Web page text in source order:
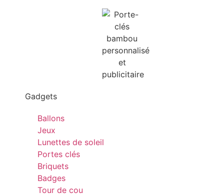
Gadgets
Ballons
Jeux
Lunettes de soleil
Portes clés
Briquets
Badges
Tour de cou